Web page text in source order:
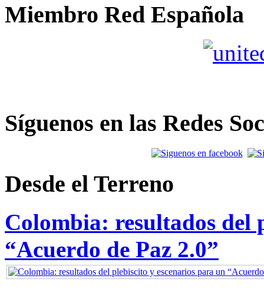
Miembro Red Española
Síguenos en las Redes
Desde el Terreno
Colombia: resultados del
“Acuerdo de Paz 2.0”